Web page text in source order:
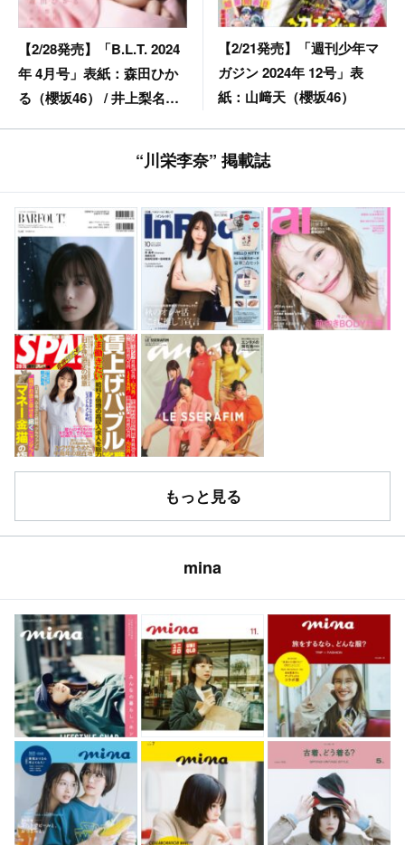
【2/28発売】「B.L.T. 2024
年 4月号」表紙：森田ひか
る（櫻坂46） / 井上梨名
【2/21発売】「週刊少年マ
ガジン 2024年 12号」表
紙：山﨑天（櫻坂46）
“川栄李奈” 掲載誌
もっと見る
mina